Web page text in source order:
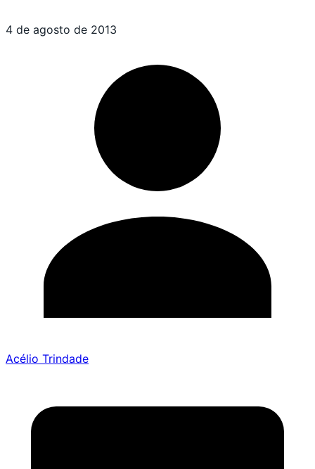
4 de agosto de 2013
Acélio Trindade